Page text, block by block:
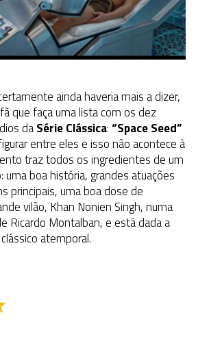
ainda haveria mais a dizer,
que faça uma lista com os dez
daSérie Clássica:“Space Seed”
entre eles e isso não acontece à
traz todos os ingredientes de um
uma boa história, grandes atuações
principais, uma boa dose de
vilão, Khan Nonien Singh, numa
Ricardo Montalban, e está dada a
atemporal.